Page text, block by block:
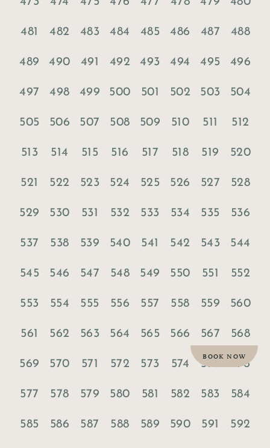
BOOK NOW
481 482 483 484 485 486 487 488
489 490 491 492 493 494 495 496
497 498 499 500 501 502 503 504
505 506 507 508 509 510 511 512
513 514 515 516 517 518 519 520
521 522 523 524 525 526 527 528
529 530 531 532 533 534 535 536
537 538 539 540 541 542 543 544
545 546 547 548 549 550 551 552
553 554 555 556 557 558 559 560
561 562 563 564 565 566 567 568
569 570 571 572 573 574 575 576
577 578 579 580 581 582 583 584
585 586 587 588 589 590 591 592